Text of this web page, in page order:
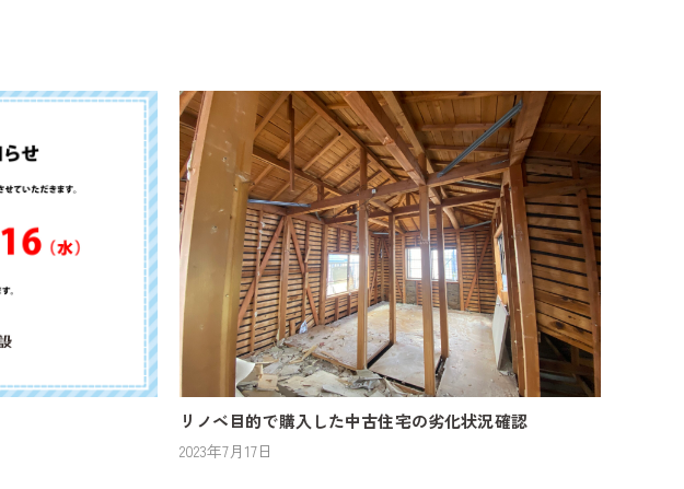
リノベ目的で購入した中古住宅の劣化状況確認
2023年7月17日